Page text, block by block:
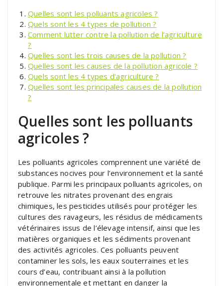
Quelles sont les polluants agricoles ?
Quels sont les 4 types de pollution ?
Comment lutter contre la pollution de l’agriculture
?
Quelles sont les trois causes de la pollution ?
Quelles sont les causes de la pollution agricole ?
Quels sont les 4 types d’agriculture ?
Quelles sont les principales causes de la pollution
?
Quelles sont les polluants
agricoles ?
Les polluants agricoles comprennent une variété de
substances nocives pour l’environnement et la santé
publique. Parmi les principaux polluants agricoles, on
retrouve les nitrates provenant des engrais
chimiques, les pesticides utilisés pour protéger les
cultures des ravageurs, les résidus de médicaments
vétérinaires issus de l’élevage intensif, ainsi que les
matières organiques et les sédiments provenant
des activités agricoles. Ces polluants peuvent
contaminer les sols, les eaux souterraines et les
cours d’eau, contribuant ainsi à la pollution
environnementale et mettant en danger la